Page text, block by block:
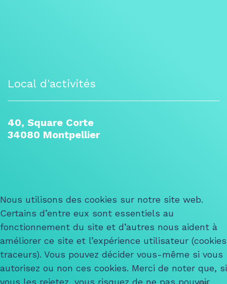
Local d'activités
40, Square Corte
34080 Montpellier
Nous utilisons des cookies sur notre site web.
Certains d’entre eux sont essentiels au
fonctionnement du site et d’autres nous aident à
améliorer ce site et l’expérience utilisateur (cookies
traceurs). Vous pouvez décider vous-même si vous
autorisez ou non ces cookies. Merci de noter que, si
vous les rejetez, vous risquez de ne pas pouvoir